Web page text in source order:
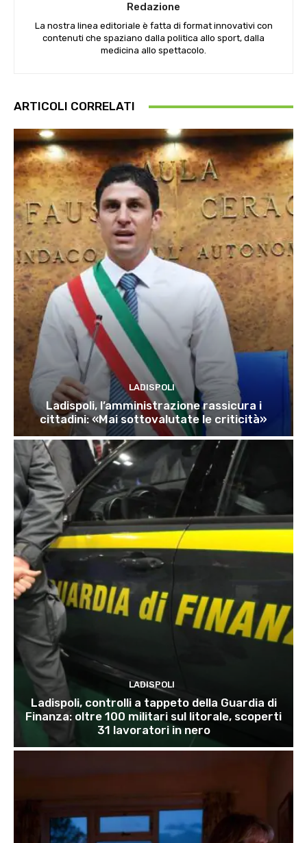
Redazione
La nostra linea editoriale è fatta di format innovativi con
contenuti che spaziano dalla politica allo sport, dalla
medicina allo spettacolo.
ARTICOLI CORRELATI
LADISPOLI
Ladispoli, l’amministrazione rassicura i
cittadini: «Mai sottovalutate le criticità»
LADISPOLI
Ladispoli, controlli a tappeto della Guardia di
Finanza: oltre 100 militari sul litorale, scoperti
31 lavoratori in nero